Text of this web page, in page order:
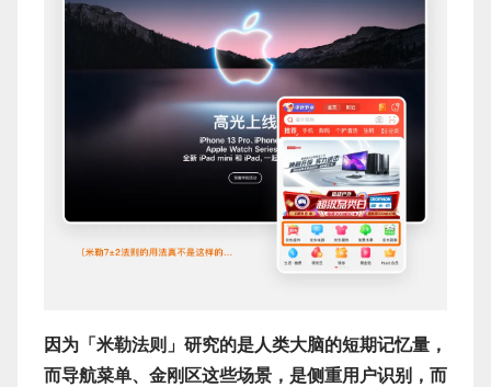
因为「米勒法则」研究的是人类大脑的短期记忆量，
而导航菜单、金刚区这些场景，是侧重用户识别，而